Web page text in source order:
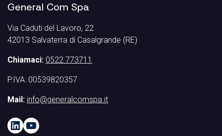
General Com Spa
Via Caduti del Lavoro, 22
42013 Salvaterra di Casalgrande (RE)
Chiamaci: 0522 773711
P.IVA: 00539820357
Mail: info@generalcomspa.it
LinkedIn
YouTube